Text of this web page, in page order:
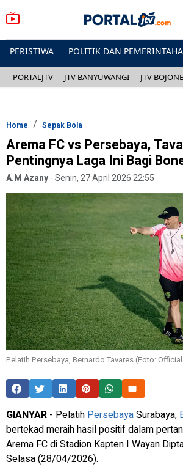
PERISTIWA POLITIK DAN
PORTALJTV JTV BANYUWANGI JTV
Home Sepak Bola
Arema FC vs Persebaya,
Pentingnya Laga Ini Bagi
A.M Azany-Senin, 27 April 2026 22:55
Pelatih Persebaya, Bernardo Tavares (Foto:
GIANYAR - Pelatih PersebayaSurabaya,
bertekad meraih hasil positif dalam
Arema FC di Stadion Kapten I Wayan
Selasa (28/04/2026).